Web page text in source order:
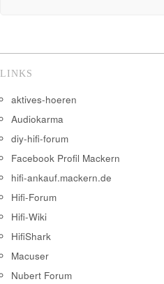
LINKS
aktives-hoeren
Audiokarma
diy-hifi-forum
Facebook Profil Mackern
hifi-ankauf.mackern.de
Hifi-Forum
Hifi-Wiki
HifiShark
Macuser
Nubert Forum